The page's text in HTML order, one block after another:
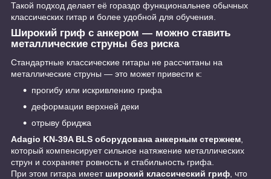
Такой подход делает её гораздо функциональнее обычных
классических гитар и более удобной для обучения.
Широкий гриф с анкером — можно ставить
металлические струны без риска
Стандартные классические гитары не рассчитаны на
металлические струны — это может привести к:
прогибу или искривлению грифа
деформации верхней деки
отрыву бриджа
Adagio KN-39A BLS оборудована анкерным стержнем
который компенсирует сильное натяжение металлических
струн и сохраняет ровность и стабильность грифа.
При этом гитара имеет широкий классический гриф , что